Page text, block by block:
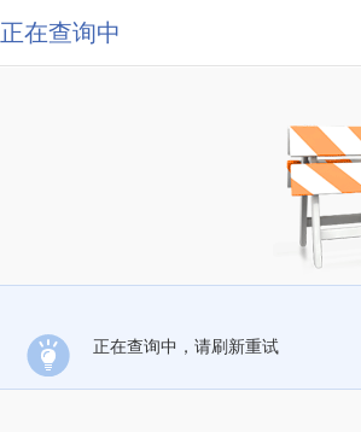
正在查询中
正在查询中，请刷新重试